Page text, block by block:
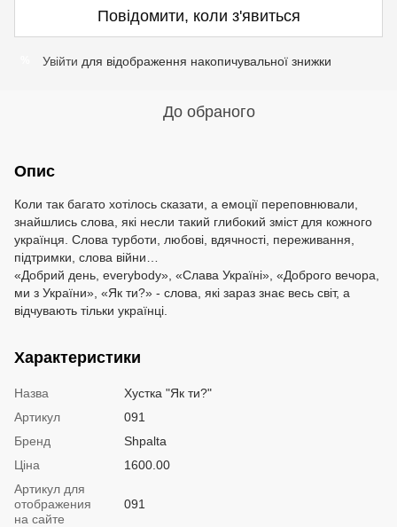
Повідомити, коли з'явиться
Увійти для відображення накопичувальної знижки
До обраного
Опис
Коли так багато хотілось сказати, а емоції переповнювали,
знайшлись слова, які несли такий глибокий зміст для кожного
українця. Слова турботи, любові, вдячності, переживання,
підтримки, слова війни…
«Добрий день, everybody», «Слава Україні», «Доброго вечора,
ми з України», «Як ти?» - слова, які зараз знає весь світ, а
відчувають тільки українці.
Характеристики
Назва
Хустка "Як ти?"
Артикул
091
Бренд
Shpalta
Ціна
1600.00
Артикул для
отображения
на сайте
091